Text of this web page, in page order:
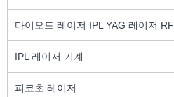
다이오드 레이저 IPL YAG 레이저 RF
IPL 레이저 기계
피코초 레이저